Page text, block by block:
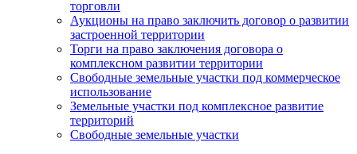
торговли
Аукционы на право заключить договор о развитии
застроенной территории
Торги на право заключения договора о
комплексном развитии территории
Свободные земельные участки под коммерческое
использование
Земельные участки под комплексное развитие
территорий
Свободные земельные участки